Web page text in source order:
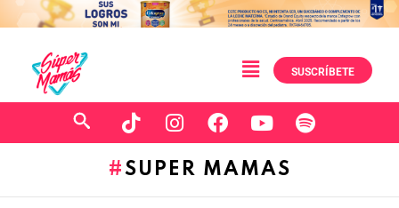
SUSCRÍBETE
SUPER MAMAS